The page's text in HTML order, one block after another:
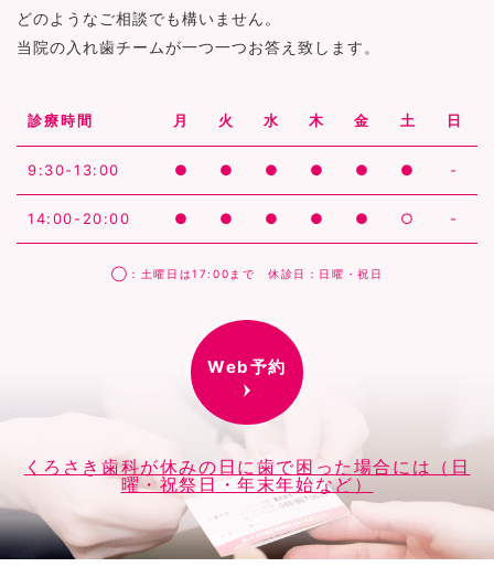
どのようなご相談でも構いません。
当院の入れ歯チームが一つ一つお答え致します。
診療時間 月 火 水 木 金 土 日
9:30-13:00 ● ● ● ● ● ● -
14:00-20:00 ● ● ● ● ● ○ -
◯：土曜日は17:00まで 休診日：日曜・祝日
Web予約
くろさき歯科が休みの日に歯で困った場合には（日
曜・祝祭日・年末年始など）